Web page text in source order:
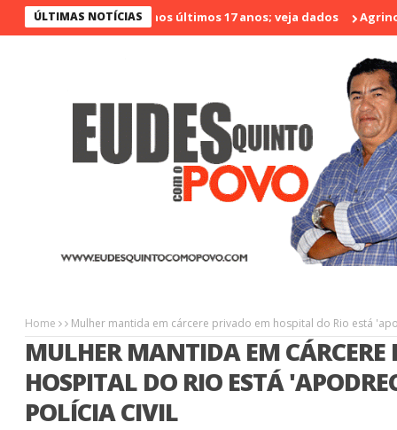
ÚLTIMAS NOTÍCIAS
é o menos violento nos últimos 17 anos; veja dados Agrinort
Home Mulher mantida em cárcere privado em hospital do Rio está
MULHER MANTIDA EM CÁRCERE
HOSPITAL DO RIO ESTÁ
POLÍCIA CIVIL